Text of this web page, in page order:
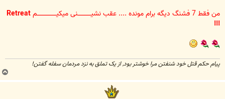
من فقط 7 فشنگ دیگه برام مونده .... عقب نشیـــــــــــــنی میکیـــــــــــــــــــم
Retreat
!!!
پیام حکم قتل خود شنفتن مرا خوشتر بود, از یک تملق به نزد مردمان سفله گفتن!
ب
ا